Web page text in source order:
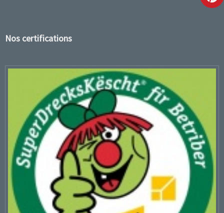
Nos certifications